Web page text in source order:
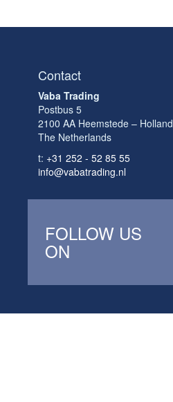
Contact
Vaba Trading
Postbus 5
2100 AA Heemstede – Holland
The Netherlands
t: +31 252 - 52 85 55
info@vabatrading.nl
FOLLOW US
ON